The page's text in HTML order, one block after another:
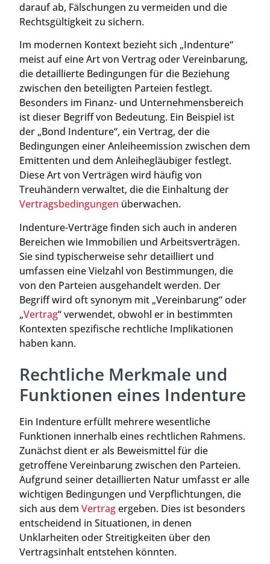
darauf ab, Fälschungen zu vermeiden und die
Rechtsgültigkeit zu sichern.
Im modernen Kontext bezieht sich „Indenture“
meist auf eine Art von Vertrag oder Vereinbarung,
die detaillierte Bedingungen für die Beziehung
zwischen den beteiligten Parteien festlegt.
Besonders im Finanz- und Unternehmensbereich
ist dieser Begriff von Bedeutung. Ein Beispiel ist
der „Bond Indenture“, ein Vertrag, der die
Bedingungen einer Anleiheemission zwischen dem
Emittenten und dem Anleihegläubiger festlegt.
Diese Art von Verträgen wird häufig von
Treuhändern verwaltet, die die Einhaltung der
Vertragsbedingungen überwachen.
Indenture-Verträge finden sich auch in anderen
Bereichen wie Immobilien und Arbeitsverträgen.
Sie sind typischerweise sehr detailliert und
umfassen eine Vielzahl von Bestimmungen, die
von den Parteien ausgehandelt werden. Der
Begriff wird oft synonym mit „Vereinbarung“ oder
„Vertrag“ verwendet, obwohl er in bestimmten
Kontexten spezifische rechtliche Implikationen
haben kann.
Rechtliche Merkmale und
Funktionen eines Indenture
Ein Indenture erfüllt mehrere wesentliche
Funktionen innerhalb eines rechtlichen Rahmens.
Zunächst dient er als Beweismittel für die
getroffene Vereinbarung zwischen den Parteien.
Aufgrund seiner detaillierten Natur umfasst er alle
wichtigen Bedingungen und Verpflichtungen, die
sich aus dem Vertragergeben. Dies ist besonders
entscheidend in Situationen, in denen
Unklarheiten oder Streitigkeiten über den
Vertragsinhalt entstehen könnten.